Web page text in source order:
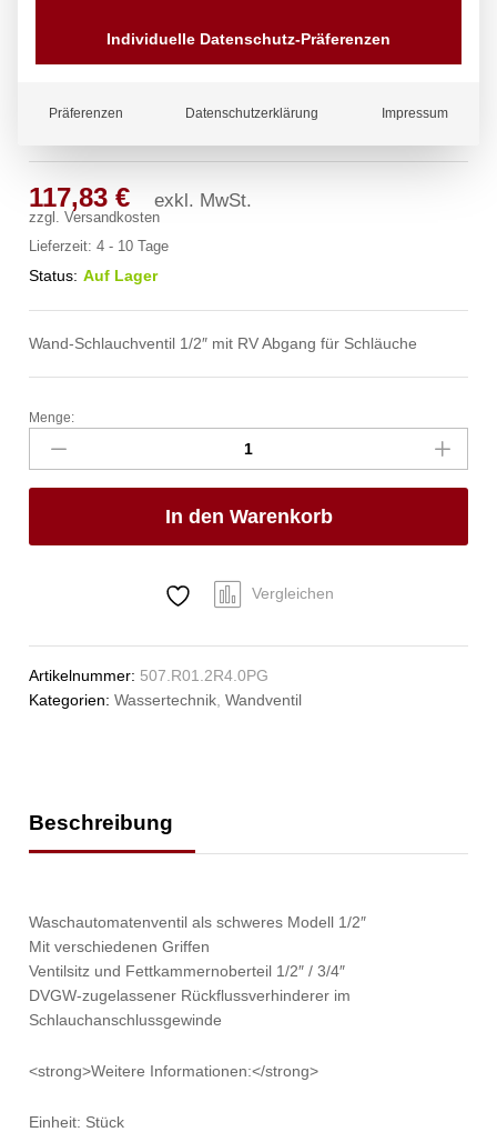
profi Wandventil 1/2″
117,83€ exkl. MwSt.
zzgl.Versandkosten
Lieferzeit:4 - 10 Tage
Status: Auf Lager
Wand-Schlauchventil 1/2″ mit RV Abgang für Schläuche
profi
Wandventil
1/2"
Anzahl
Menge:
In den Warenkorb
Vergleichen
Artikelnummer: 507.R01.2R4.0PG
Kategorien:Wassertechnik,Wandventil
Beschreibung
Waschautomatenventil als schweres Modell 1/2″
Mit verschiedenen Griffen
Ventilsitz und Fettkammernoberteil 1/2″ / 3/4″
DVGW-zugelassener Rückflussverhinderer im
Schlauchanschlussgewinde
<strong>Weitere Informationen:</strong>
Einheit: Stück
Individuelle Datenschutz-Präferenzen
Präferenzen Datenschutzerklärung Impressum